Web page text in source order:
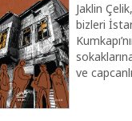
Jaklin
bizleri
ve